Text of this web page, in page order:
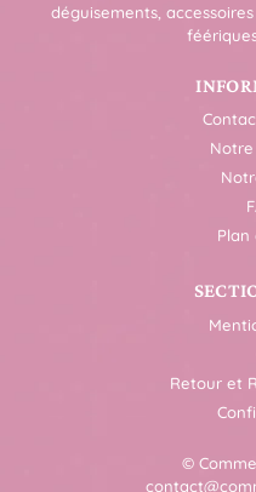
déguisements,
Plan
Retour et
©